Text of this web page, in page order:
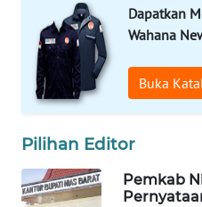
Dapatkan
Wahana
Buka
Pilihan Editor
Pemkab
DESA
WISATA
LAPAK
WAHANA
Wahana
Network